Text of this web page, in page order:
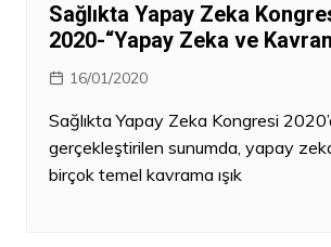
Sağlıkta Yapay Zeka
2020-“Yapay Zeka ve
16/01/2020
Sağlıkta Yapay Zeka Kongresi
gerçekleştirilen sunumda, yapay
birçok temel kavrama ışık